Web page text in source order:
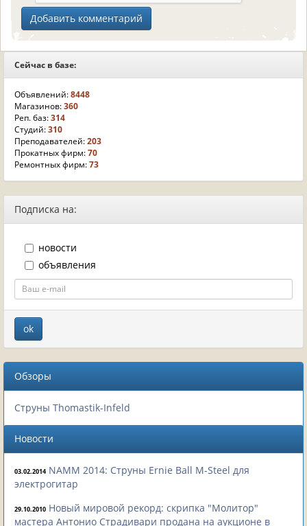
Сейчас в базе:
Объявлений:8448
Магазинов:360
Реп. баз:314
Студий:310
Преподавателей:203
Прокатных фирм:70
Ремонтных фирм:73
Подписка на:
новости
объявления
Обзоры
Струны Thomastik-Infeld
Новости
03.02.2014 NAMM 2014: Струны Ernie Ball M-Steel для
электрогитар
29.10.2010 Новый мировой рекорд: скрипка "Молитор"
мастера Антонио Страдивари продана на аукционе в